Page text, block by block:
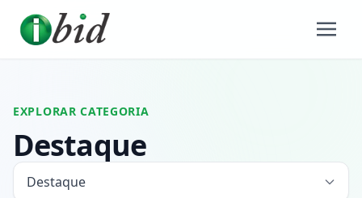
EXPLORAR CATEGORIA
Destaque